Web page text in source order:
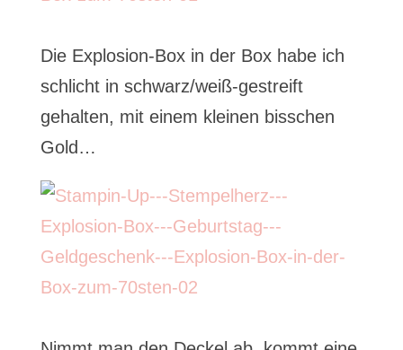
Die Explosion-Box in der Box habe ich
schlicht in schwarz/weiß-gestreift
gehalten, mit einem kleinen bisschen
Gold…